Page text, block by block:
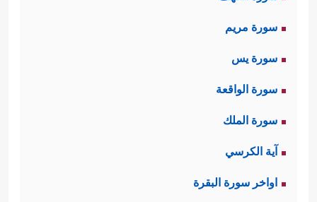
سورة مريم
سورة يس
سورة الواقعة
سورة الملك
آية الكرسي
اواخر سورة البقرة